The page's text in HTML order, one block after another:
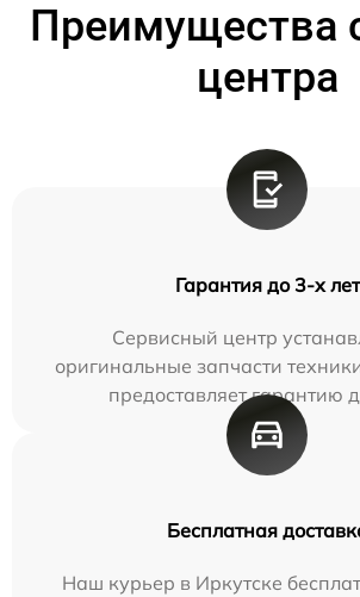
Преимущества
центра
Гарантия до 3-х лет
Сервисный центр
оригинальные запчасти
предоставляет гарантию
Бесплатная
Наш курьер в Иркутске